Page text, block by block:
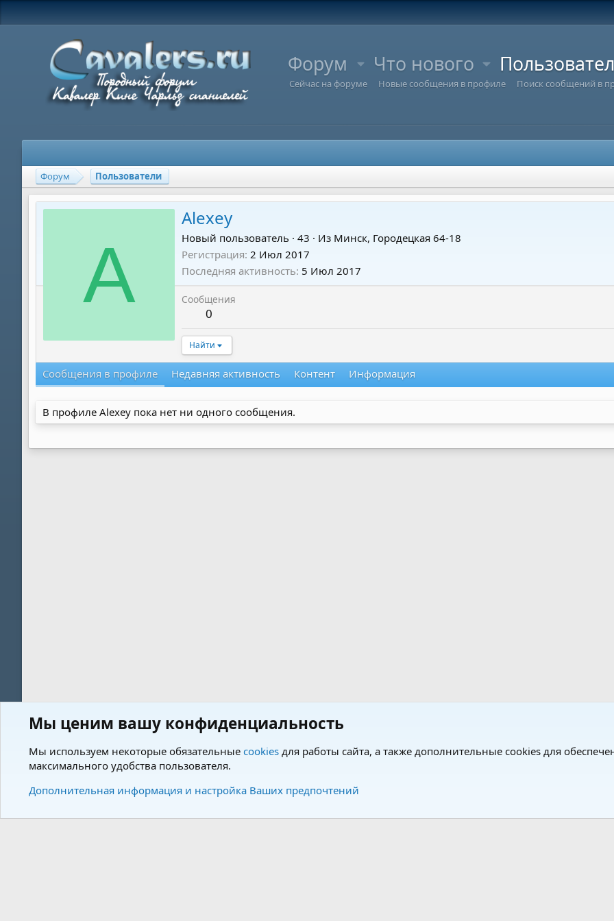
Форум Что нового
Сейчас на форуме Новые сообщения в профиле Поиск сообщений в
Форум Пользователи
A
Alexey
Новый пользователь · 43 · Из Минск, Городецкая 64-18
Регистрация 2 Июл 2017
Последняя активность 5 Июл 2017
Сообщения
0
Найти
Сообщения в профиле Недавняя активность Контент Информация
В профиле Alexey пока нет ни одного сообщения.
Мы ценим вашу конфиденциальность
Мы используем некоторые обязательные cookies для работы сайта, а также дополнительные cookies для
максимального удобства пользователя.
Дополнительная информация и настройка Ваших предпочтений